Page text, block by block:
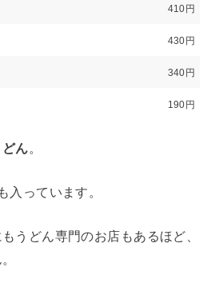
410円
430円
340円
190円
ん。
入っています。
うどん専門のお店もあるほど、